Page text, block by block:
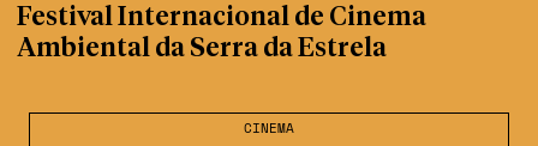
CINEMA
Festival Internacional de Cinema
Ambiental da Serra da Estrela